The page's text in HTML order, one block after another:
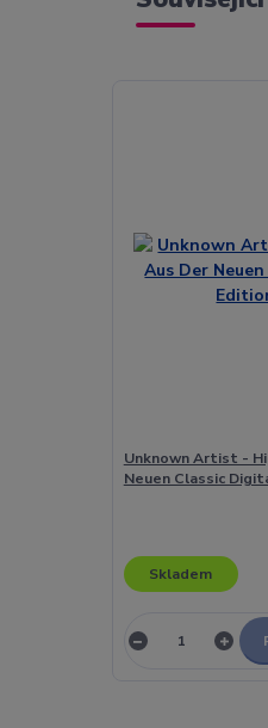
Unknown Artist -
Neuen Classic
Skladem